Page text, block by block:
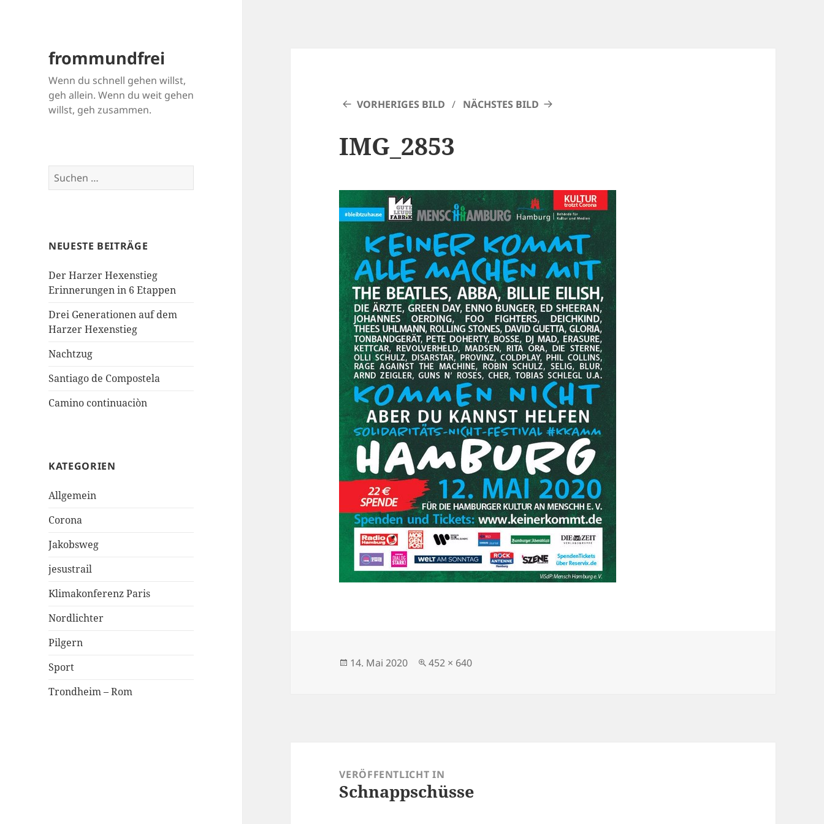
frommundfrei
Wenn du schnell gehen willst,
geh allein. Wenn du weit gehen
willst, geh zusammen.
Suchen
nach:
NEUESTE BEITRÄGE
Der Harzer Hexenstieg
Erinnerungen in 6 Etappen
Drei Generationen auf dem
Harzer Hexenstieg
Nachtzug
Santiago de Compostela
Camino continuaciòn
KATEGORIEN
Allgemein
Corona
Jakobsweg
jesustrail
Klimakonferenz Paris
Nordlichter
Pilgern
Sport
Trondheim – Rom
VORHERIGES BILD NÄCHSTES BILD
IMG_2853
Veröffentlicht
14. Mai 2020 Originalgröße
452 × 640
VERÖFFENTLICHT IN
Schnappschüsse